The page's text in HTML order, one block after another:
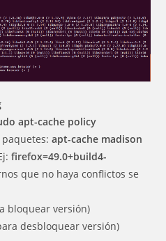
apt-cache policy
paquetes:apt-cache madison
firefox=49.0+build4-
que no haya conflictos se
bloquear versión)
desbloquear versión)